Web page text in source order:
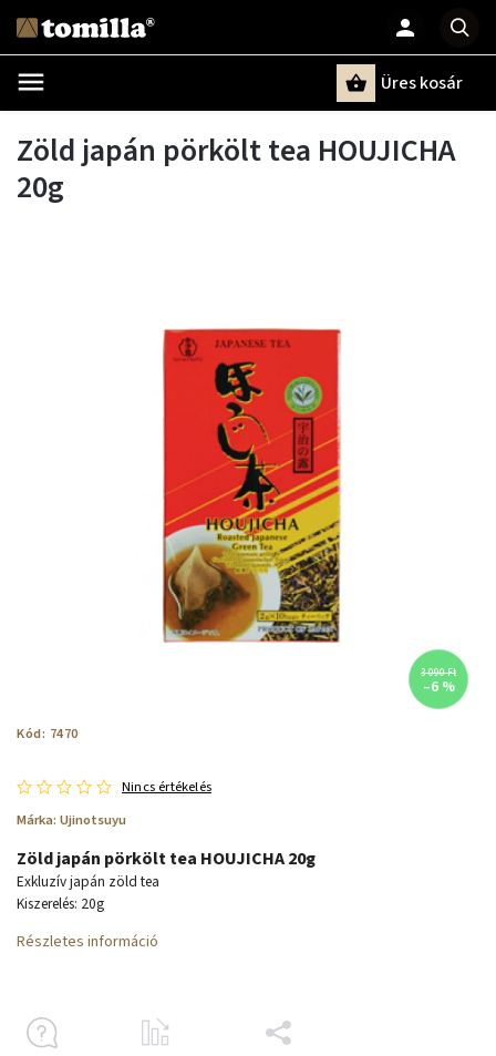
Üres kosár
Zöld japán pörkölt tea HOUJICHA
20g
3 090 Ft
–6 %
Kód: 7470
Nincs értékelés
Márka: Ujinotsuyu
Zöld japán pörkölt tea HOUJICHA 20g
Exkluzív japán zöld tea
Kiszerelés: 20g
Részletes információ